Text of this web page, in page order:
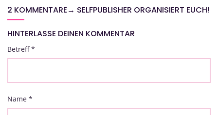
2 KOMMENTARE→ SELFPUBLISHER ORGANISIERT EUCH!
HINTERLASSE DEINEN KOMMENTAR
Betreff*
Name *